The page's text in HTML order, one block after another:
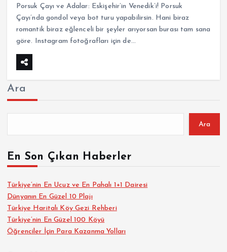
Porsuk Çayı ve Adalar: Eskişehir’in Venedik’i! Porsuk
Çayı’nda gondol veya bot turu yapabilirsin. Hani biraz
romantik biraz eğlenceli bir şeyler arıyorsan burası tam sana
göre. Instagram fotoğrafları için de…
Ara
Ara
En Son Çıkan Haberler
Türkiye’nin En Ucuz ve En Pahalı 1+1 Dairesi
Dünyanın En Güzel 10 Plajı
Türkiye Haritalı Köy Gezi Rehberi
Türkiye’nin En Güzel 100 Köyü
Öğrenciler İçin Para Kazanma Yolları